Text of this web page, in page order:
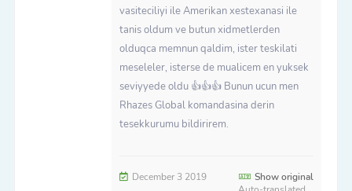
vasiteciliyi ile Amerikan xestexanasi ile
tanis oldum ve butun xidmetlerden
olduqca memnun qaldim, ister teskilati
meseleler, isterse de mualicem en yuksek
seviyyede oldu 👍👍👍 Bunun ucun men
Rhazes Global komandasina derin
tesekkurumu bildirirem.
December 3 2019
Show original